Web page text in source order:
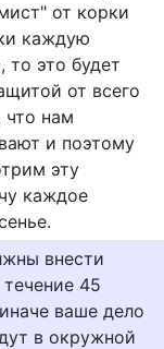
от корки
каждую
то это будет
от всего
что нам
и поэтому
эту
каждое
внести
течение 45
ваше дело
в окружной